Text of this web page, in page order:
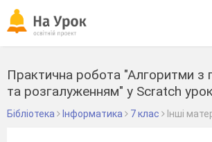
Практична робота "Алгоритми з
та розгалуженням" у Scratch
Бібліотека Інформатика 7 клас Інші